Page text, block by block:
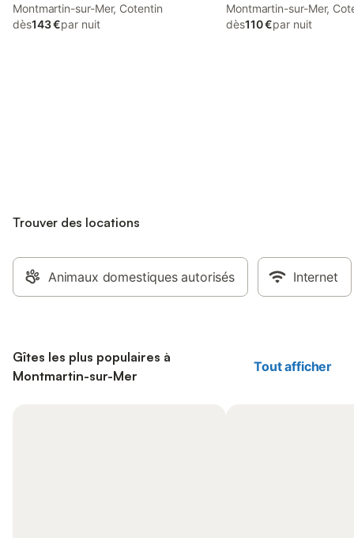
Montmartin-sur-Mer, Cotentin
dès143 €par nuit
Montmartin-sur-Mer,
dès110 €par nuit
Trouver des locations
Animaux domestiques autorisés Internet
Gîtes les plus populaires à
Montmartin-sur-Mer
Tout afficher